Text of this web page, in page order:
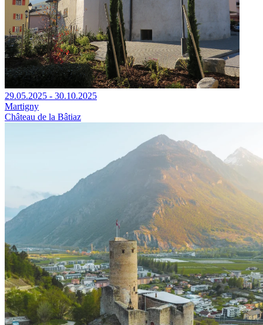
29.05.2025 - 30.10.2025
Martigny
Château de la Bâtiaz